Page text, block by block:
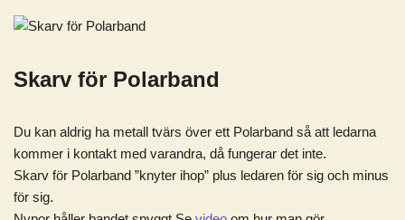
Skarv för Polarband
Du kan aldrig ha metall tvärs över ett Polarband så att ledarna
kommer i kontakt med varandra, då fungerar det inte.
Skarv för Polarband ”knyter ihop” plus ledaren för sig och minus
för sig.